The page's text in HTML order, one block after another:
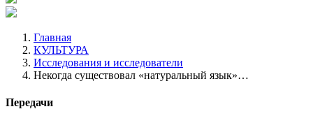
Главная
КУЛЬТУРА
Исследования и исследователи
Некогда существовал «натуральный язык»…
Передачи